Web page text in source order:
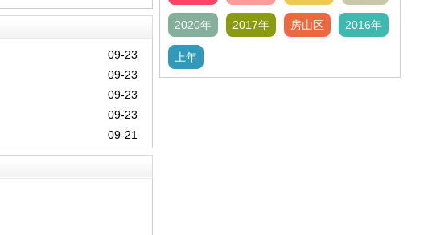
09-23
09-23
09-23
09-23
09-21
2020年 2017年 房山区 2016年
上年